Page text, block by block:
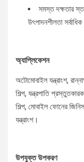
সমস্ত দক্ষতার
উৎপাদনশীলতা
অ্যাপ্লিকেশন
অটোমোবাইল যন্ত্রাংশ,
শিল্প, যন্ত্রপাতি
শিল্প, মোবাইল ফোনের
যন্ত্রাংশ।
উপযুক্ত উপকরণ